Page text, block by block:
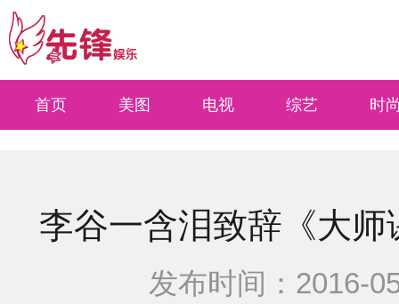
首页 美图 电视 综艺 时
李谷一含泪致辞《大
发布时间：2016-